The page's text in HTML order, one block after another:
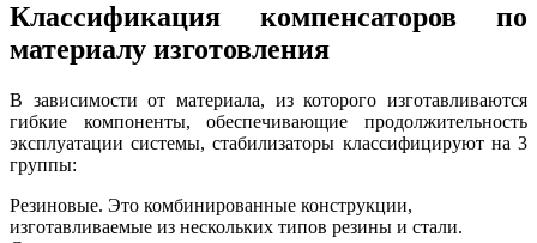
Классификация компенсаторов по
материалу изготовления
В зависимости от материала, из которого изготавливаются
гибкие компоненты, обеспечивающие продолжительность
эксплуатации системы, стабилизаторы классифицируют на 3
группы:
Резиновые. Это комбинированные конструкции,
изготавливаемые из нескольких типов резины и стали.